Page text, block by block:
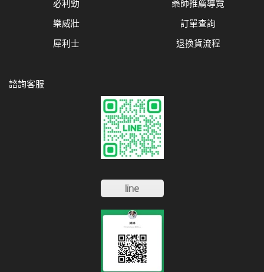
必利勁
樂威壯
犀利士
藥師推薦導覽
訂單查詢
退換貨流程
諮詢客服
line